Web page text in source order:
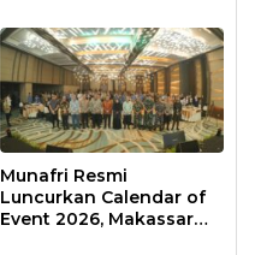
Munafri Resmi
Luncurkan Calendar of
Event 2026, Makassar